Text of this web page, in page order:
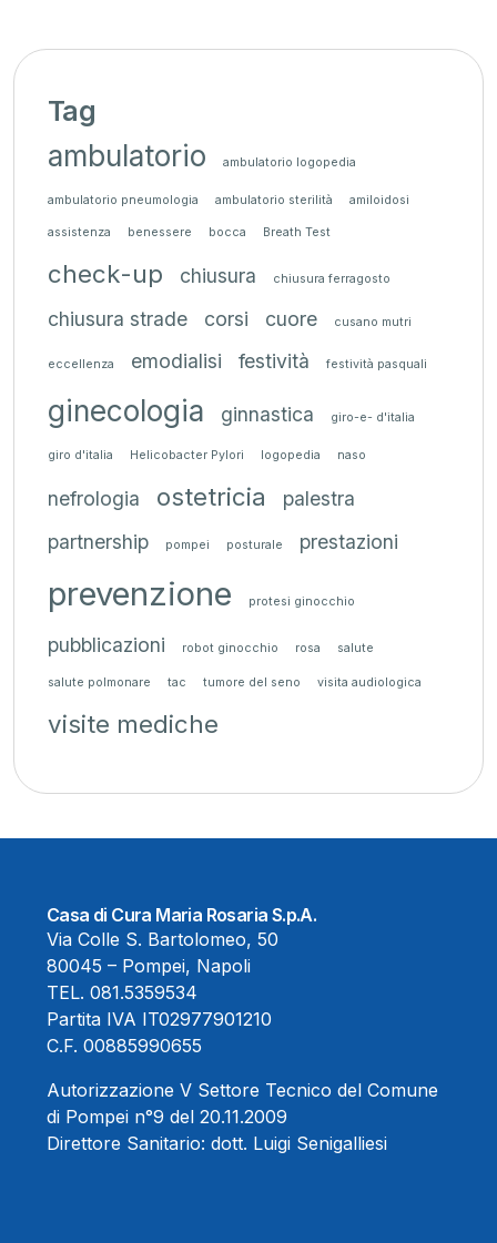
Tag
ambulatorio ambulatorio logopedia
ambulatorio pneumologia ambulatorio sterilità amiloidosi
assistenza benessere bocca Breath Test
check-up chiusura chiusura ferragosto
chiusura strade corsi cuore cusano mutri
eccellenza emodialisi festività festività pasquali
ginecologia ginnastica giro-e- d'italia
giro d'italia Helicobacter Pylori logopedia naso
nefrologia ostetricia
palestra
partnership
pompei posturale prestazioni
prevenzione protesi ginocchio
pubblicazioni robot ginocchio rosa salute
salute polmonare tac tumore del seno visita audiologica
visite mediche
Casa di Cura Maria Rosaria S.p.A.
Via Colle S. Bartolomeo, 50
80045 – Pompei, Napoli
TEL. 081.5359534
Partita IVA IT02977901210
C.F. 00885990655
Autorizzazione V Settore Tecnico del Comune
di Pompei n°9 del 20.11.2009
Direttore Sanitario: dott. Luigi Senigalliesi